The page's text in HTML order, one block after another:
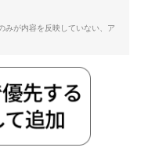
が内容を反映していない、ア